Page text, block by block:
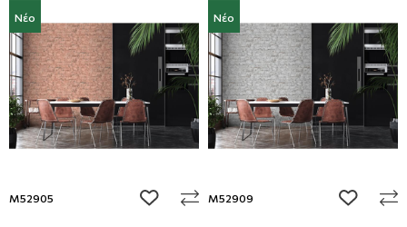
Νέο
M52905 add to wishlist
Νέο
M52909 add to